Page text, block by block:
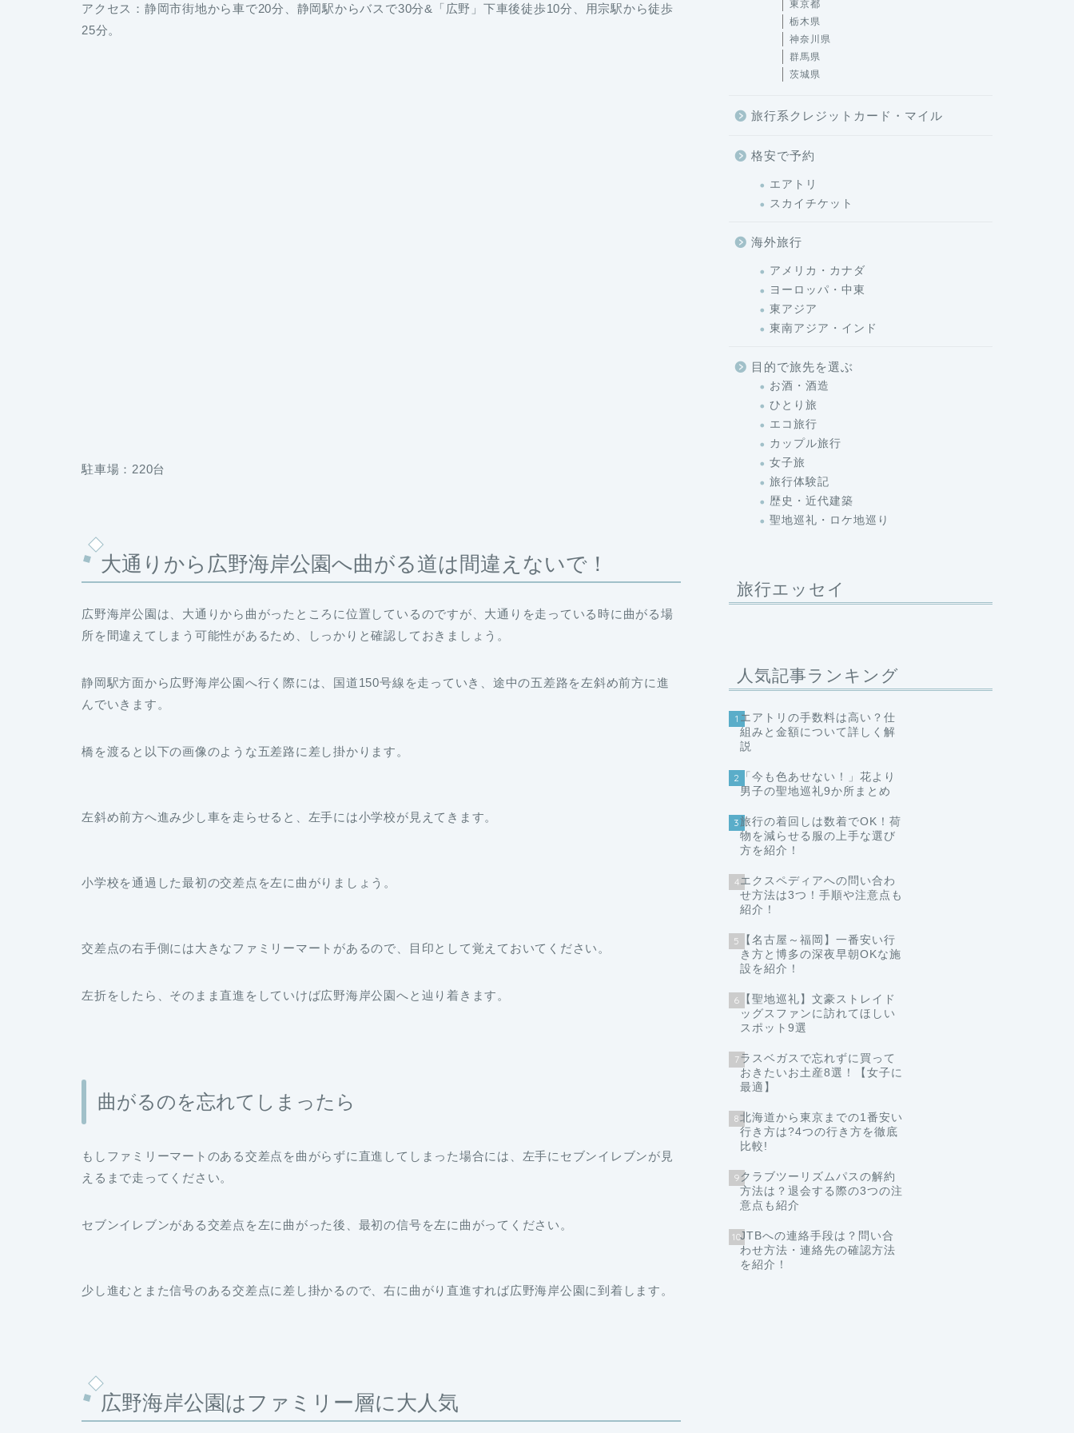
アクセス：静岡市街地から車で20分、静岡駅からバスで30分&「広野」下車後徒歩10分、用宗駅から徒歩
25分。
駐車場：220台
大通りから広野海岸公園へ曲がる道は間違えないで！
広野海岸公園は、大通りから曲がったところに位置しているのですが、大通りを走っている時に曲がる場
所を間違えてしまう可能性があるため、しっかりと確認しておきましょう。
静岡駅方面から広野海岸公園へ行く際には、国道150号線を走っていき、途中の五差路を左斜め前方に進
んでいきます。
橋を渡ると以下の画像のような五差路に差し掛かります。
左斜め前方へ進み少し車を走らせると、左手には小学校が見えてきます。
小学校を通過した最初の交差点を左に曲がりましょう。
交差点の右手側には大きなファミリーマートがあるので、目印として覚えておいてください。
左折をしたら、そのまま直進をしていけば広野海岸公園へと辿り着きます。
曲がるのを忘れてしまったら
もしファミリーマートのある交差点を曲がらずに直進してしまった場合には、左手にセブンイレブンが見
えるまで走ってください。
セブンイレブンがある交差点を左に曲がった後、最初の信号を左に曲がってください。
少し進むとまた信号のある交差点に差し掛かるので、右に曲がり直進すれば広野海岸公園に到着します。
広野海岸公園はファミリー層に大人気
東京都
栃木県
神奈川県
群馬県
茨城県
旅行系クレジットカード・マイル
格安で予約
エアトリ
スカイチケット
海外旅行
アメリカ・カナダ
ヨーロッパ・中東
東アジア
東南アジア・インド
目的で旅先を選ぶ
お酒・酒造
ひとり旅
エコ旅行
カップル旅行
女子旅
旅行体験記
歴史・近代建築
聖地巡礼・ロケ地巡り
旅行エッセイ
人気記事ランキング
1 エアトリの手数料は高い？仕
組みと金額について詳しく解
説
2 「今も色あせない！」花より
男子の聖地巡礼9か所まとめ
3旅行の着回しは数着でOK！荷
物を減らせる服の上手な選び
方を紹介！
4エクスペディアへの問い合わ
せ方法は3つ！手順や注意点も
紹介！
5 【名古屋～福岡】一番安い行
き方と博多の深夜早朝OKな施
設を紹介！
6 【聖地巡礼】文豪ストレイド
ッグスファンに訪れてほしい
スポット9選
7ラスベガスで忘れずに買って
おきたいお土産8選！【女子に
最適】
8北海道から東京までの1番安い
行き方は?4つの行き方を徹底
比較!
9 クラブツーリズムパスの解約
方法は？退会する際の3つの注
意点も紹介
10JTBへの連絡手段は？問い合
わせ方法・連絡先の確認方法
を紹介！